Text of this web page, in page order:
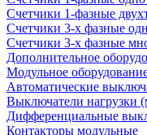
Счетчики 1-фазные
Счетчики 3-х фазные
Счетчики 3-х фазные
Дополнительное
Модульное
Автоматические
Выключатели нагрузки
Дифференциальные
Контакторы модульные